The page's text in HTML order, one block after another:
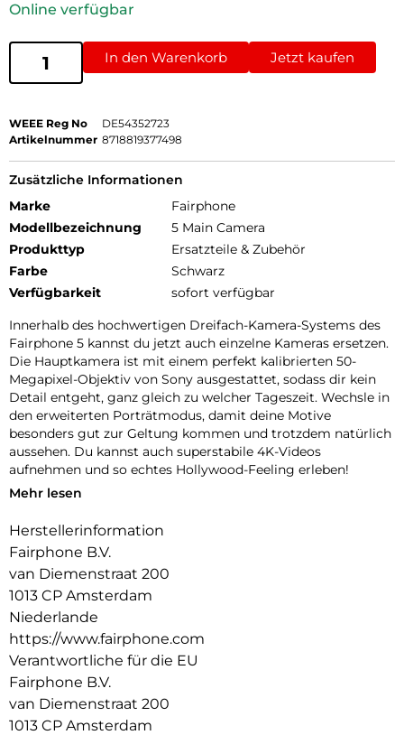
Online verfügbar
In den Warenkorb Jetzt kaufen
WEEE Reg No
DE54352723
Artikelnummer 8718819377498
Zusätzliche Informationen
Marke
Fairphone
Modellbezeichnung
5 Main Camera
Produkttyp
Ersatzteile & Zubehör
Farbe
Schwarz
Verfügbarkeit
sofort verfügbar
Innerhalb des hochwertigen Dreifach-Kamera-Systems des
Fairphone 5 kannst du jetzt auch einzelne Kameras ersetzen.
Die Hauptkamera ist mit einem perfekt kalibrierten 50-
Megapixel-Objektiv von Sony ausgestattet, sodass dir kein
Detail entgeht, ganz gleich zu welcher Tageszeit. Wechsle in
den erweiterten Porträtmodus, damit deine Motive
besonders gut zur Geltung kommen und trotzdem natürlich
aussehen. Du kannst auch superstabile 4K-Videos
aufnehmen und so echtes Hollywood-Feeling erleben!
Hinweis: Nur für das Fairphone 5. Nicht mit älteren Modellen
Mehr lesen
Herstellerinformation
Fairphone B.V.
van Diemenstraat 200
1013 CP Amsterdam
Niederlande
https://www.fairphone.com
Verantwortliche für die EU
Fairphone B.V.
van Diemenstraat 200
1013 CP Amsterdam